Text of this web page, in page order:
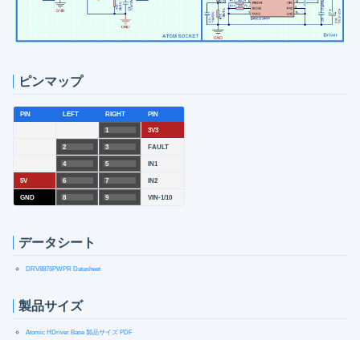
ピンマップ
PIN LEFT RIGHT PIN
1 3V3
2 3 FAULT
4 5 IN1
5V 6 7 IN2
GND 8 9 VIN-1/10
データシート
DRV8876PWPR Datasheet
製品サイズ
Atomic HDriver Base 製品サイズ PDF